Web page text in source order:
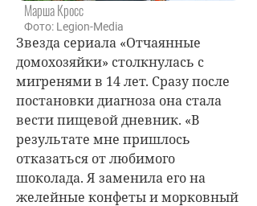
Марша Кросс
Фото: Legion-Media
Звезда сериала «Отчаянные
домохозяйки» столкнулась с
мигренями в 14 лет. Сразу после
постановки диагноза она стала
вести пищевой дневник. «В
результате мне пришлось
отказаться от любимого
шоколада. Я заменила его на
желейные конфеты и морковный